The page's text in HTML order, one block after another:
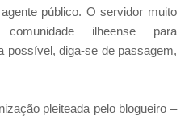
público. O servidor muito
ilheense para
possível, diga-se de passagem,
pleiteada pelo blogueiro –